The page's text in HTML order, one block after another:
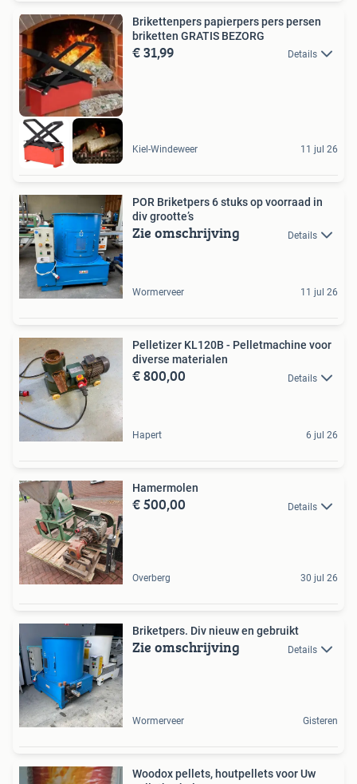
Brikettenpers papierpers pers persen
briketten GRATIS BEZORG
€ 31,99 Details
Kiel-Windeweer 11 jul 26
POR Briketpers 6 stuks op voorraad in
div grootte’s
Zie omschrijving Details
Wormerveer 11 jul 26
Pelletizer KL120B - Pelletmachine voor
diverse materialen
€ 800,00 Details
Hapert 6 jul 26
Hamermolen
€ 500,00 Details
Overberg 30 jul 26
Briketpers. Div nieuw en gebruikt
Zie omschrijving Details
Wormerveer Gisteren
Woodox pellets, houtpellets voor Uw